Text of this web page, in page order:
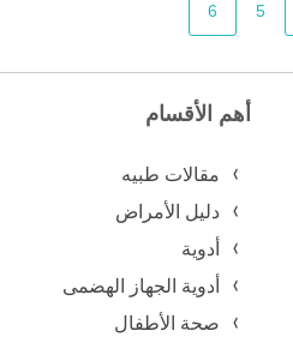
5
6
أهم الأقسام
مقالات طبيه
دليل الأمراض
أدوية
أدوية الجهاز الهضمى
صحة الأطفال